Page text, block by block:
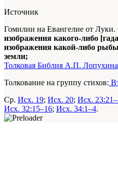
Источник
Гомилии на Евангелие от Луки.
изображения какого-либо
изображения какой-либо
земли;
Толковая Библия А.П. Лопухина
Толкование на группу стихов:
Ср. Исх. 19; Исх. 20; Исх.
Исх. 32:15–16; Исх. 34:1–4.